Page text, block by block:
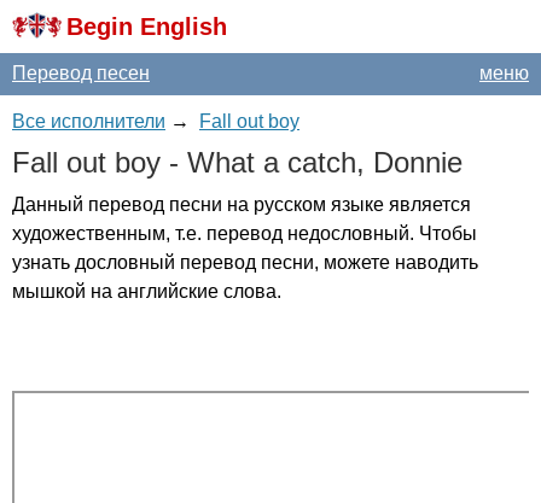
Begin English
меню
Перевод песен
Все исполнители → Fall out boy
Fall out boy - What a catch, Donnie
Данный перевод песни на русском языке является
художественным, т.е. перевод недословный. Чтобы
узнать дословный перевод песни, можете наводить
мышкой на английские слова.